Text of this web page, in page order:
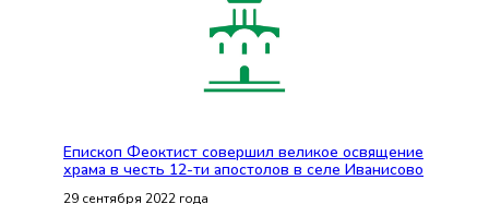
Епископ Феоктист совершил великое освящение
храма в честь 12-ти апостолов в селе Иванисово
29 сентября 2022 года